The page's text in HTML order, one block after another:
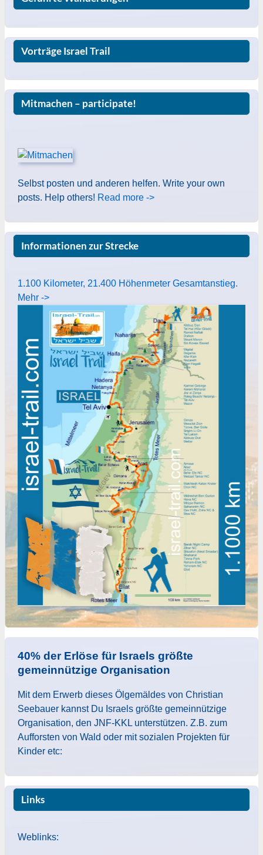
Vorträge Israel Trail
Mitmachen – participate!
Selbst posten und anderen helfen. Write your own
posts. Help others! Read more ->
Informationen zur Strecke
1.100 Kilometer, 21.400 Höhenmeter Gesamtanstieg.
Mehr ->
40% der Erlöse für Israels größte
gemeinnützige Organisation
Mit dem Erwerb dieses Ölgemäldes von Christian
Seebauer kannst Du Israels größte gemeinnützige
Organisation, den JNF-KKL unterstützen. Z.B. zum
Aufforsten von Wald oder mit sozialen Projekten für
Kinder etc:
Links
Weblinks: